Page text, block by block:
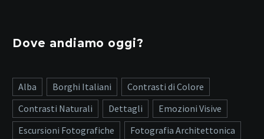
Dove andiamo oggi?
Alba Borghi Italiani
Contrasti di Colore
Contrasti Naturali
Dettagli
Emozioni Visive
Escursioni Fotografiche
Fotografia Architettonica